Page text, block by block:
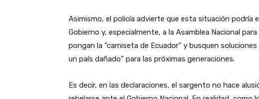
Asimismo, el policía advierte que esta situación podría
Gobierno y, especialmente, a la Asamblea Nacional
pongan la “camiseta de Ecuador” y busquen
un país dañado” para las próximas generaciones.
Es decir, en las declaraciones, el sargento no hace